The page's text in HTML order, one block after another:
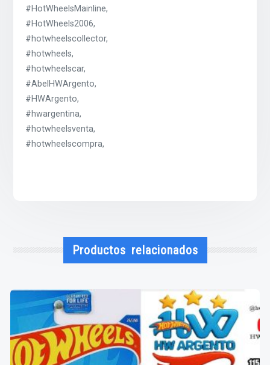
#HotWheelsMainline,
#HotWheels2006,
#hotwheelscollector,
#hotwheels,
#hotwheelscar,
#AbelHWArgento,
#HWArgento,
#hwargentina,
#hotwheelsventa,
#hotwheelscompra,
Productos relacionados